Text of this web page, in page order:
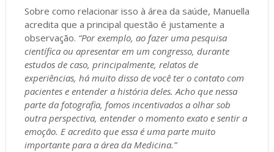
Sobre como relacionar isso à área da saúde, Manuella
acredita que a principal questão é justamente a
observação. “Por exemplo, ao fazer uma pesquisa
científica ou apresentar em um congresso, durante
estudos de caso, principalmente, relatos de
experiências, há muito disso de você ter o contato com
pacientes e entender a história deles. Acho que nessa
parte da fotografia, fomos incentivados a olhar sob
outra perspectiva, entender o momento exato e sentir a
emoção. E acredito que essa é uma parte muito
importante para a área da Medicina.”